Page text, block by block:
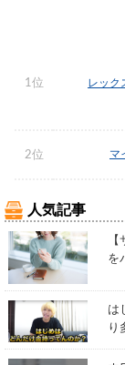
1位 レック
2位 マ
人気記事
を
は
り